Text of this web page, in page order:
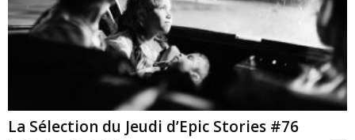
La Sélection du Jeudi d’Epic Stories #76